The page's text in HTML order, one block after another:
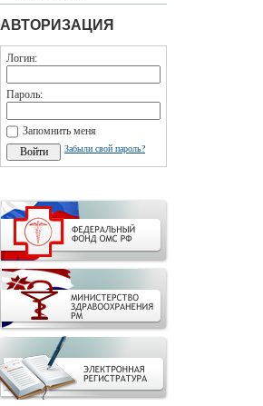
АВТОРИЗАЦИЯ
Логин:
Пароль:
Запомнить меня
Забыли свой пароль?